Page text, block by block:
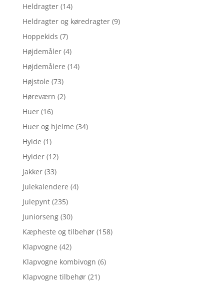
Heldragter (14)
Heldragter og køredragter (9)
Hoppekids (7)
Højdemåler (4)
Højdemålere (14)
Højstole (73)
Høreværn (2)
Huer (16)
Huer og hjelme (34)
Hylde (1)
Hylder (12)
Jakker (33)
Julekalendere (4)
Julepynt (235)
Juniorseng (30)
Kæpheste og tilbehør (158)
Klapvogne (42)
Klapvogne kombivogn (6)
Klapvogne tilbehør (21)